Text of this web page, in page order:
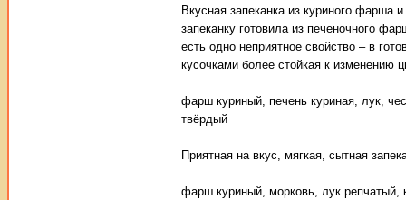
Вкусная запеканка из куриного фарша
запеканку готовила из печеночного
есть одно неприятное свойство – в
кусочками более стойкая к изменению
фарш куриный, печень куриная, лук,
твёрдый
Приятная на вкус, мягкая, сытная
фарш куриный, морковь, лук репчатый,